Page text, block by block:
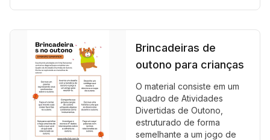
Brincadeiras de
outono para crianças
O material consiste em um
Quadro de Atividades
Divertidas de Outono,
estruturado de forma
semelhante a um jogo de